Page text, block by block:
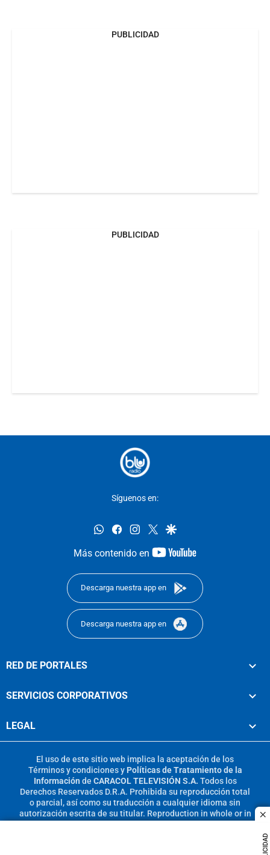
PUBLICIDAD
PUBLICIDAD
Síguenos en:
whatsappfacebookinstagram
twittergoogle
Más contenido en
youtube-
Descarga nuestra app en
Descarga nuestra app en
RED DE PORTALES
SERVICIOS CORPORATIVOS
LEGAL
El uso de este sitio web implica la aceptación de los
Términos y condicionesy Políticas de Tratamiento de la
Información de CARACOL TELEVISIÓN S.A. Todos los
Derechos Reservados D.R.A. Prohibida su reproducción total
o parcial, así como su traducción a cualquier idioma sin
autorización escrita de su titular. Reproduction in whole or in